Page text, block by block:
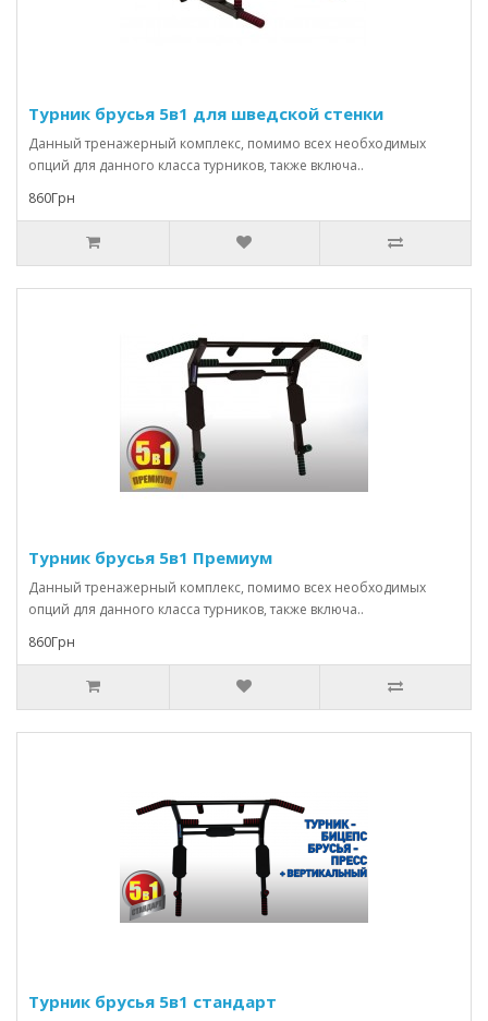
Турник брусья 5в1 для шведской стенки
Данный тренажерный комплекс, помимо всех необходимых
опций для данного класса турников, также включа..
860Грн
Турник брусья 5в1 Премиум
Данный тренажерный комплекс, помимо всех необходимых
опций для данного класса турников, также включа..
860Грн
Турник брусья 5в1 стандарт